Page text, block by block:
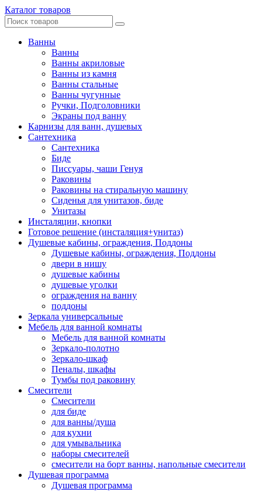
Каталог товаров
Ванны
Ванны
Ванны акриловые
Ванны из камня
Ванны стальные
Ванны чугунные
Ручки, Подголовники
Экраны под ванну
Карнизы для ванн, душевых
Сантехника
Сантехника
Биде
Писсуары, чаши Генуя
Раковины
Раковины на стиральную машину
Сиденья для унитазов, биде
Унитазы
Инсталяции, кнопки
Готовое решение (инсталяция+унитаз)
Душевые кабины, ограждения, Поддоны
Душевые кабины, ограждения, Поддоны
двери в нишу
душевые кабины
душевые уголки
ограждения на ванну
поддоны
Зеркала универсальные
Мебель для ванной комнаты
Мебель для ванной комнаты
Зеркало-полотно
Зеркало-шкаф
Пеналы, шкафы
Тумбы под раковину
Смесители
Смесители
для биде
для ванны/душа
для кухни
для умывальника
наборы смесителей
смесители на борт ванны, напольные смесители
Душевая программа
Душевая программа